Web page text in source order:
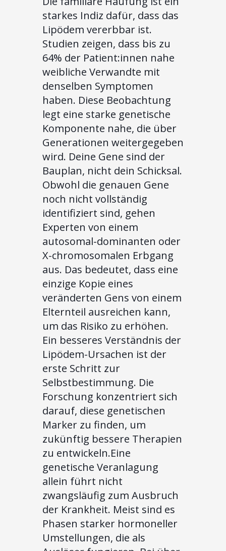
starkes Indiz dafür, dass das
Lipödem vererbbar ist.
Studien zeigen, dass bis zu
64% der Patient:innen nahe
weibliche Verwandte mit
denselben Symptomen
haben. Diese Beobachtung
legt eine starke genetische
Komponente nahe, die über
Generationen weitergegeben
wird. Deine Gene sind der
Bauplan, nicht dein Schicksal.
Obwohl die genauen Gene
noch nicht vollständig
identifiziert sind, gehen
Experten von einem
autosomal-dominanten oder
X-chromosomalen Erbgang
aus. Das bedeutet, dass eine
einzige Kopie eines
veränderten Gens von einem
Elternteil ausreichen kann,
um das Risiko zu erhöhen.
Ein besseres Verständnis der
Lipödem-Ursachen ist der
erste Schritt zur
Selbstbestimmung. Die
Forschung konzentriert sich
darauf, diese genetischen
Marker zu finden, um
zukünftig bessere Therapien
zu entwickeln.Eine
genetische Veranlagung
allein führt nicht
zwangsläufig zum Ausbruch
der Krankheit. Meist sind es
Phasen starker hormoneller
Umstellungen, die als